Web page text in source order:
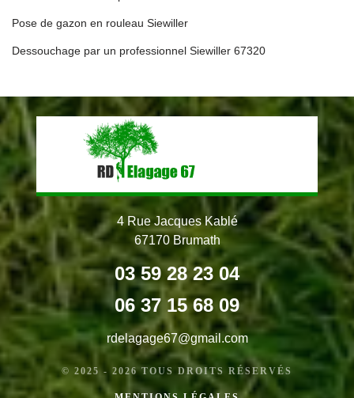
Pose de gazon en rouleau Siewiller
Dessouchage par un professionnel Siewiller 67320
4 Rue Jacques Kablé
67170 Brumath
03 59 28 23 04
06 37 15 68 09
rdelagage67@gmail.com
© 2025 - 2026 TOUS DROITS RÉSERVÉS